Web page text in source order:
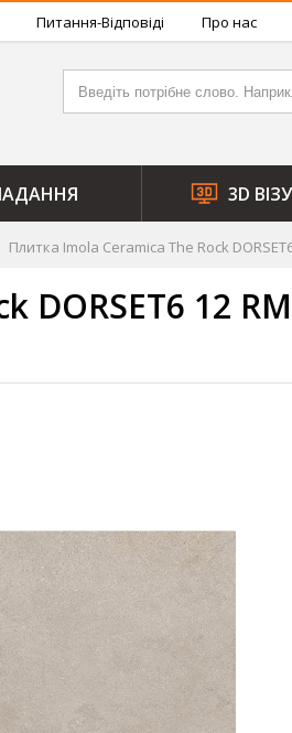
Питання-Відповіді Про нас
3D
Плитка Imola Ceramica The Rock
DORSET6 12